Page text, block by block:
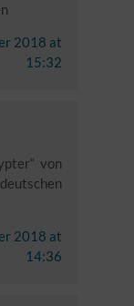
2018 at
15:32
von
2018 at
14:36